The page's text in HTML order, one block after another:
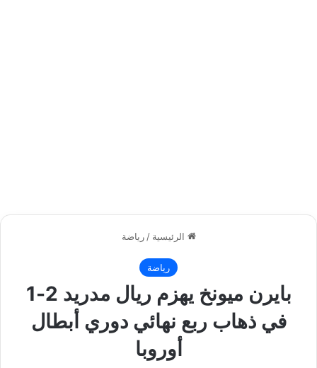
الرئيسية / رياضة
رياضة
بايرن ميونخ يهزم ريال مدريد 2-1
في ذهاب ربع نهائي دوري أبطال
أوروبا